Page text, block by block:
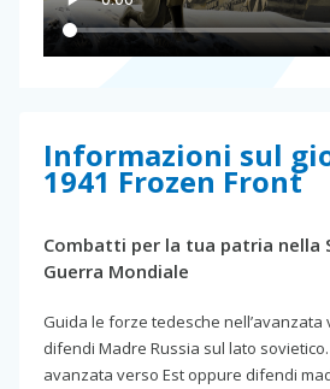
Informazioni sul
1941 Frozen Front
Combatti per la tua patria nella
Guerra Mondiale
Guida le forze tedesche nell’avanzata
difendi Madre Russia sul lato
avanzata verso Est oppure difendi